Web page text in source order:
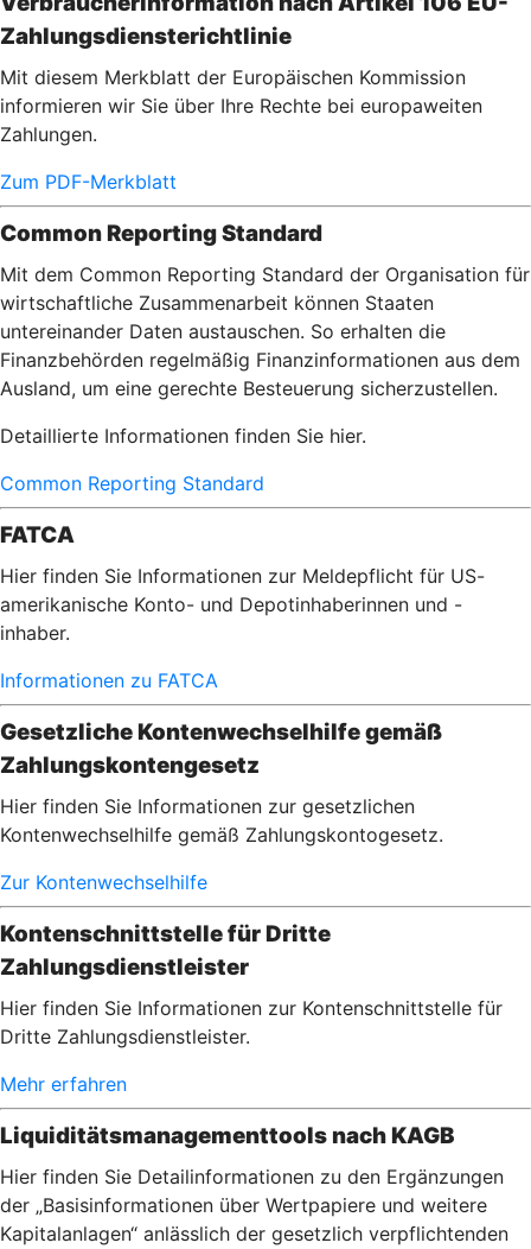
Zahlungsdiensterichtlinie
Mit diesem Merkblatt der Europäischen Kommission
informieren wir Sie über Ihre Rechte bei europaweiten
Zahlungen.
Zum PDF-Merkblatt
Common Reporting Standard
Mit dem Common Reporting Standard der Organisation für
wirtschaftliche Zusammenarbeit können Staaten
untereinander Daten austauschen. So erhalten die
Finanzbehörden regelmäßig Finanzinformationen aus dem
Ausland, um eine gerechte Besteuerung sicherzustellen.
Detaillierte Informationen finden Sie hier.
Common Reporting Standard
FATCA
Hier finden Sie Informationen zur Meldepflicht für US-
amerikanische Konto- und Depotinhaberinnen und -
inhaber.
Informationen zu FATCA
Gesetzliche Kontenwechselhilfe gemäß
Zahlungskontengesetz
Hier finden Sie Informationen zur gesetzlichen
Kontenwechselhilfe gemäß Zahlungskontogesetz.
Zur Kontenwechselhilfe
Kontenschnittstelle für Dritte
Zahlungsdienstleister
Hier finden Sie Informationen zur Kontenschnittstelle für
Dritte Zahlungsdienstleister.
Mehr erfahren
Liquiditätsmanagementtools nach KAGB
Hier finden Sie Detailinformationen zu den Ergänzungen
der „Basisinformationen über Wertpapiere und weitere
Kapitalanlagen“ anlässlich der gesetzlich verpflichtenden